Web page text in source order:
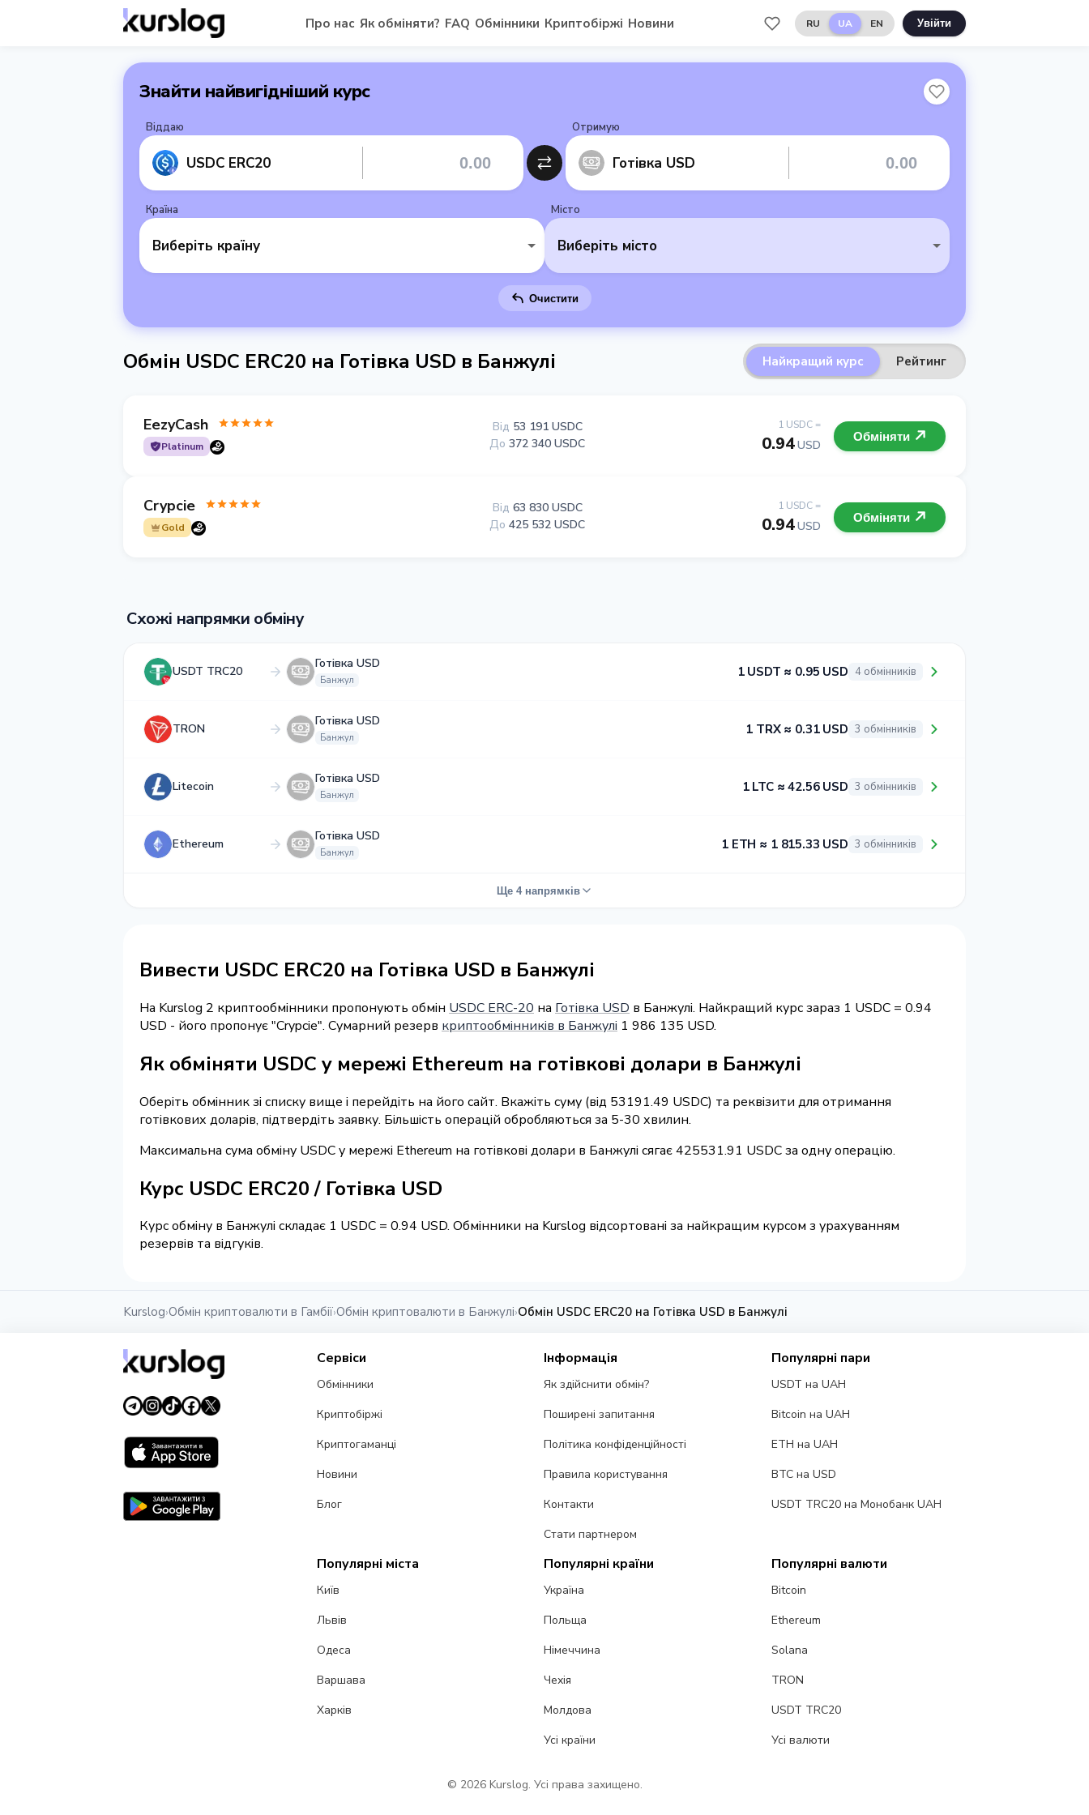
Про нас Як обміняти? FAQ Обмінники Криптобіржі Новини RU UA EN Увійти
Знайти найвигідніший курс
Віддаю
USDC ERC20
Отримую
Готівка USD
Країна
Виберіть країну
Місто
Виберіть місто
Очистити
Обмін USDC ERC20 на Готівка USD в Банжулі Найкращий курс Рейтинг
EezyCash
Platinum
1 USDC =
0.94USD
Від 53 191 USDC
До 372 340 USDC Обміняти
Crypcie
Gold
1 USDC =
0.94USD
Від 63 830 USDC
До 425 532 USDC Обміняти
Схожі напрямки обміну
USDT TRC20
Готівка USD
Банжул
1 USDT ≈ 0.95 USD 4 обмінників
TRON
Готівка USD
Банжул
1 TRX ≈ 0.31 USD 3 обмінників
Litecoin
Готівка USD
Банжул
1 LTC ≈ 42.56 USD 3 обмінників
Ethereum
Готівка USD
Банжул
1 ETH ≈ 1 815.33 USD 3 обмінників
Ще 4 напрямків
Вивести USDC ERC20 на Готівка USD в Банжулі
На Kurslog 2 криптообмінники пропонують обмін USDC ERC-20 на Готівка USD в Банжулі. Найкращий курс зараз 1 USDC = 0.94
USD - його пропонує "Crypcie". Сумарний резерв криптообмінників в Банжулі 1 986 135 USD.
Як обміняти USDC у мережі Ethereum на готівкові долари в Банжулі
Оберіть обмінник зі списку вище і перейдіть на його сайт. Вкажіть суму (від 53191.49 USDC) та реквізити для отримання
готівкових доларів, підтвердіть заявку. Більшість операцій обробляються за 5-30 хвилин.
Максимальна сума обміну USDC у мережі Ethereum на готівкові долари в Банжулі сягає 425531.91 USDC за одну операцію.
Курс USDC ERC20 / Готівка USD
Курс обміну в Банжулі складає 1 USDC = 0.94 USD. Обмінники на Kurslog відсортовані за найкращим курсом з урахуванням
резервів та відгуків.
Kurslog›Обмін криптовалюти в Гамбії›Обмін криптовалюти в Банжулі›Обмін USDC ERC20 на Готівка USD в Банжулі
Сервіси
Обмінники
Криптобіржі
Криптогаманці
Новини
Блог
Інформація
Як здійснити обмін?
Поширені запитання
Політика конфіденційності
Правила користування
Контакти
Стати партнером
Популярні пари
USDT на UAH
Bitcoin на UAH
ETH на UAH
BTC на USD
USDT TRC20 на Монобанк UAH
Популярні міста
Київ
Львів
Одеса
Варшава
Харків
Популярні країни
Україна
Польща
Німеччина
Чехія
Молдова
Усі країни
Популярні валюти
Bitcoin
Ethereum
Solana
TRON
USDT TRC20
Усі валюти
© 2026 Kurslog. Усі права захищено.